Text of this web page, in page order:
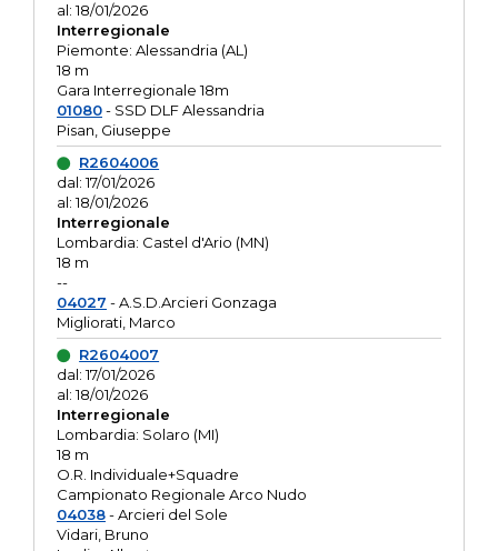
al: 18/01/2026
Interregionale
Piemonte: Alessandria (AL)
18 m
Gara Interregionale 18m
01080- SSD DLF Alessandria
Pisan, Giuseppe
R2604006
dal: 17/01/2026
al: 18/01/2026
Interregionale
Lombardia: Castel d'Ario (MN)
18 m
--
04027 - A.S.D.Arcieri Gonzaga
Migliorati, Marco
R2604007
dal: 17/01/2026
al: 18/01/2026
Interregionale
Lombardia: Solaro (MI)
18 m
O.R. Individuale+Squadre
Campionato Regionale Arco Nudo
04038- Arcieri del Sole
Vidari, Bruno